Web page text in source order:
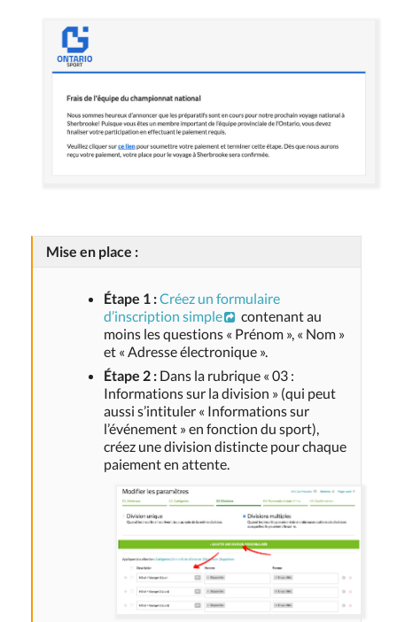
Mise en place :
Étape 1 :Créez un formulaire
d’inscription simple
contenant au
moins les questions « Prénom », « Nom »
et « Adresse électronique ».
Étape 2 : Dans la rubrique « 03 :
Informations sur la division » (qui peut
aussi s’intituler « Informations sur
l’événement » en fonction du sport),
créez une division distincte pour chaque
paiement en attente.